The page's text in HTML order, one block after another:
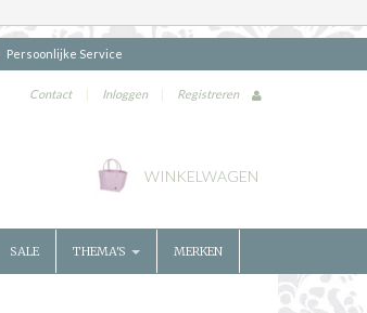
Persoonlijke Service
Contact | Inloggen | Registreren
WINKELWAGEN
SALE THEMA'S MERKEN